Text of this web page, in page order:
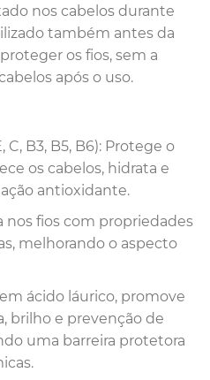
nos cabelos durante
também antes da
os fios, sem a
após o uso.
B3, B5, B6): Protege o
os cabelos, hidrata e
antioxidante.
nos fios com propriedades
melhorando o aspecto
ácido láurico, promove
brilho e prevenção de
uma barreira protetora